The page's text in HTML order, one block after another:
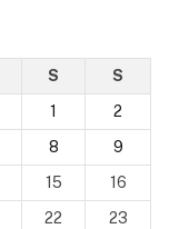
S
S
1
2
8
9
15
16
22
23